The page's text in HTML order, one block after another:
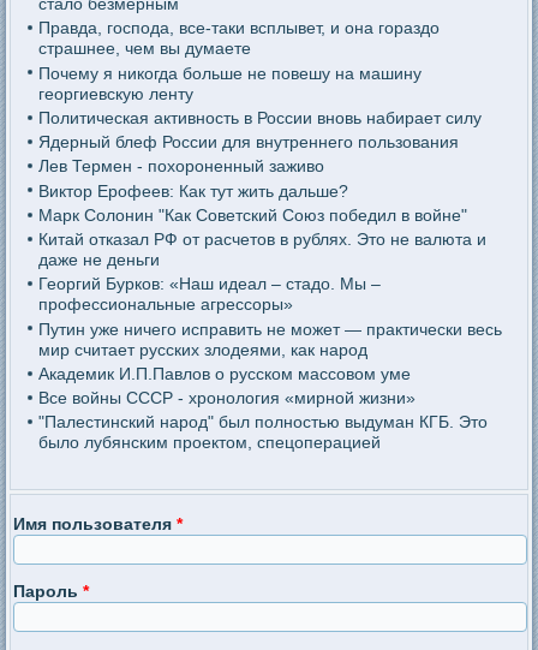
стало безмерным
Правда, господа, все-таки всплывет, и она гораздо
страшнее, чем вы думаете
Почему я никогда больше не повешу на машину
георгиевскую ленту
Политическая активность в России вновь набирает силу
Ядерный блеф России для внутреннего пользования
Лев Термен - похороненный заживо
Виктор Ерофеев: Как тут жить дальше?
Марк Солонин "Как Советский Союз победил в войне"
Китай отказал РФ от расчетов в рублях. Это не валюта и
даже не деньги
Георгий Бурков: «Наш идеал – стадо. Мы –
профессиональные агрессоры»
Путин уже ничего исправить не может — практически весь
мир считает русских злодеями, как народ
Академик И.П.Павлов о русском массовом уме
Все войны СССР - хронология «мирной жизни»
"Палестинский народ" был полностью выдуман КГБ. Это
было лубянским проектом, спецоперацией
Имя пользователя*
Пароль*